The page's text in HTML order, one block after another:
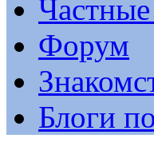
Форум
Блоги